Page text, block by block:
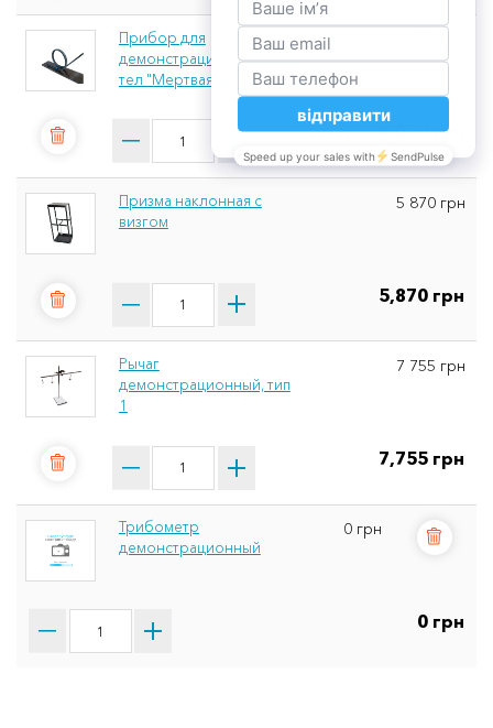
Прибор для
демонстрации движения
тел "Мертвая петля"
4,070 грн
Призма наклонная с
визгом
5 870 грн
5,870 грн
Рычаг
демонстрационный, тип
1
7 755 грн
7,755 грн
Трибометр
демонстрационный
0 грн
0 грн